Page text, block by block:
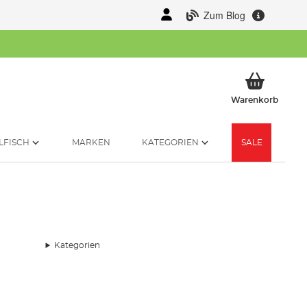
Zum Blog
WarenkorbMein
MARKEN KATEGORIEN SALE
Kategorien